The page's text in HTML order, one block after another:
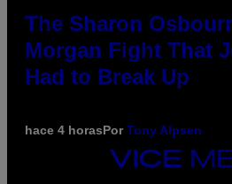
The Sharon
Morgan Fight That
Had to Break Up
hace 4 horasPorTony Alpsen
VICE